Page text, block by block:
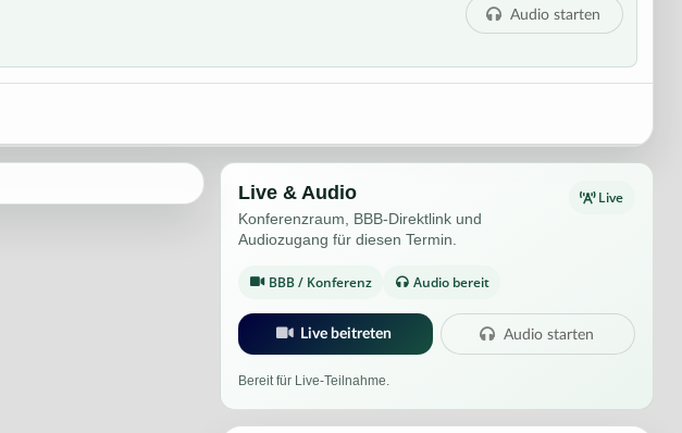
Audio starten
Live & Audio
Konferenzraum, BBB-Direktlink und
Audiozugang für diesen Termin.
Live
BBB / Konferenz Audio bereit
Live beitreten Audio starten
Bereit für Live-Teilnahme.